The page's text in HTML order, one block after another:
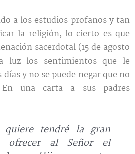
a los estudios profanos y tan
la religión, lo cierto es que
sacerdotal (15 de agosto
luz los sentimientos que le
y no se puede negar que no
En una carta a sus padres
tendré la gran
ofrecer al Señor el